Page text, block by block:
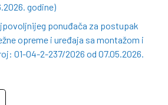
godine)
ponuđača za postupak
opreme i uređaja sa montažom i
01-04-2-237/2026 od 07.05.2026.